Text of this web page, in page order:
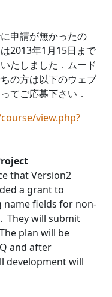
申請が無かったの
2013年1月15日まで
たしました．ムード
の方は以下のウェブ
てご応募下さい．
view.php?
that Version2
a grant to
name fields for non-
They will submit
plan will be
and after
development will